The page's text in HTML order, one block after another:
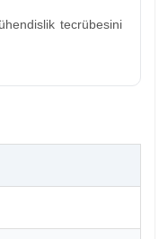
tecrübesini